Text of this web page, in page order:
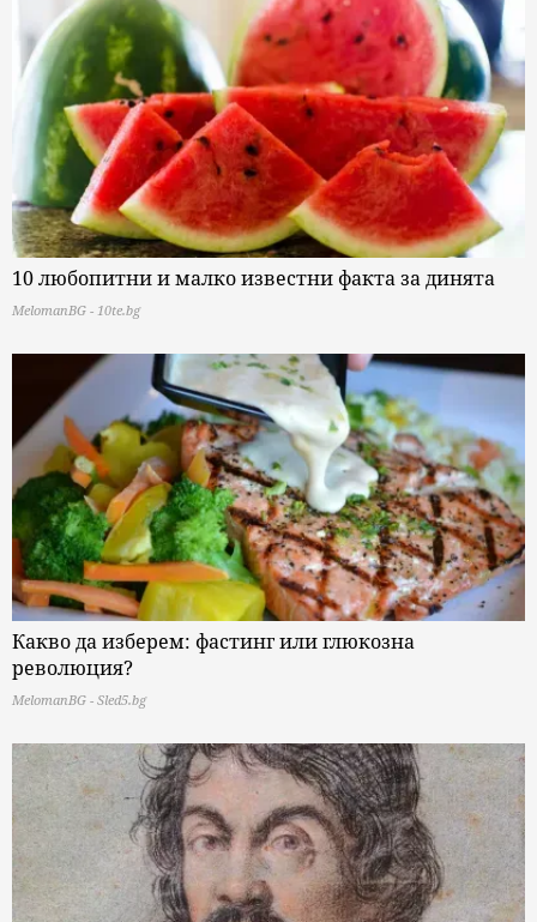
10 любопитни и малко известни факта за динята
MelomanBG - 10te.bg
Какво да изберем: фастинг или глюкозна
революция?
MelomanBG - Sled5.bg